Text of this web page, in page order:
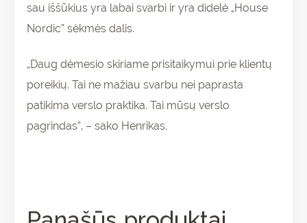
sau iššūkius yra labai svarbi ir yra didelė „House
Nordic“ sėkmės dalis.
„Daug dėmesio skiriame prisitaikymui prie klientų
poreikių. Tai ne mažiau svarbu nei paprasta
patikima verslo praktika. Tai mūsų verslo
pagrindas“, – sako Henrikas.